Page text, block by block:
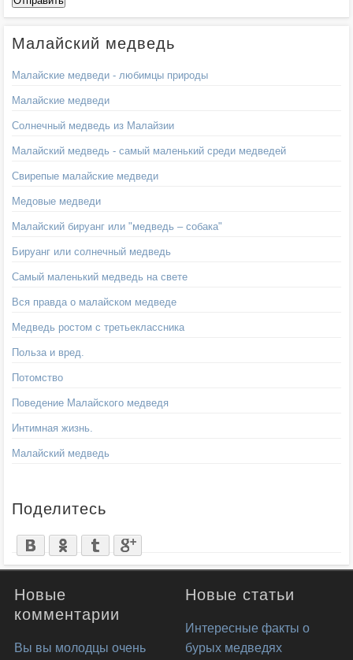
Малайский медведь
Малайские медведи - любимцы природы
Малайские медведи
Солнечный медведь из Малайзии
Малайский медведь - самый маленький среди медведей
Свирепые малайские медведи
Медовые медведи
Малайский бируанг или "медведь – собака"
Бируанг или солнечный медведь
Самый маленький медведь на свете
Вся правда о малайском медведе
Медведь ростом с третьеклассника
Польза и вред.
Потомство
Поведение Малайского медведя
Интимная жизнь.
Малайский медведь
Поделитесь
Новые
комментарии
Вы вы молодцы очень
Новые статьи
Интересные факты о
бурых медведях